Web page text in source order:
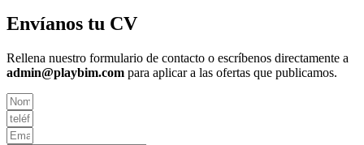
Envíanos tu CV
Rellena nuestro formulario de contacto o escríbenos directamente a
admin@playbim.com para aplicar a las ofertas que publicamos.